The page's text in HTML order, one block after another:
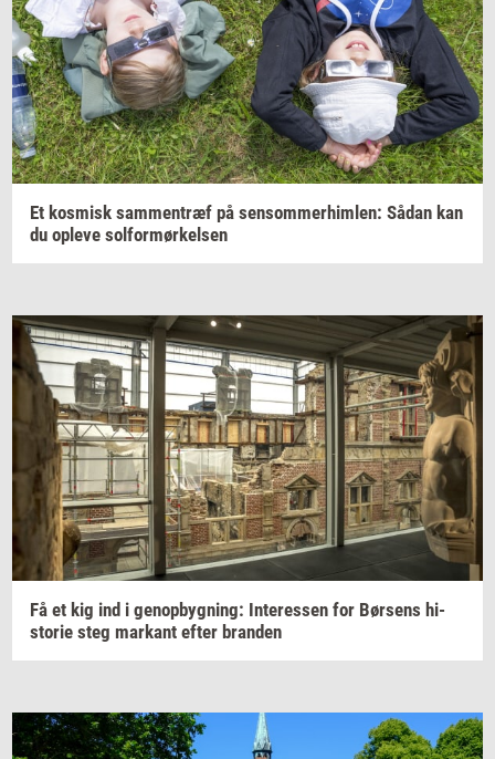
Et kos­misk sam­men­træf på sen­som­mer­him­len: Sådan kan
du op­le­ve sol­for­mør­kel­sen
Få et kig ind i genop­byg­ning: In­ter­es­sen for Bør­sens hi­
sto­rie steg mar­kant efter bran­den